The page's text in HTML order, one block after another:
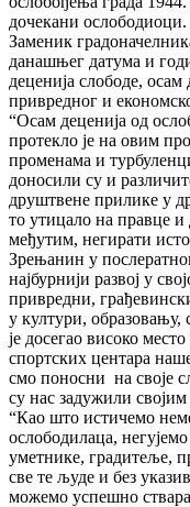
дочекани ослободиоци.
Заменик
данашњег датума и
деценија слободе, осам
привредног и
“Осам деценија од
протекло је на овим
променама и
доносили су и
друштвене прилике у
то утицало на правце и
међутим, негирати
Зрењанин у
најбурнији развој у
привредни,
у култури,
је досегао високо
спортских центара
смо поносни на своје
су нас задужили
“Као што истичемо
ослободилаца,
уметнике, градитеље,
све те људе и без
можемо успешно